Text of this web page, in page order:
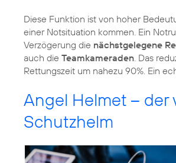
Diese Funktion ist von hoher
einer Notsituation kommen. Ein
Verzögerung die nächstgelegene
auch die Teamkameraden. Das
Rettungszeit um nahezu 90%. Ein
Angel Helmet – der
Schutzhelm